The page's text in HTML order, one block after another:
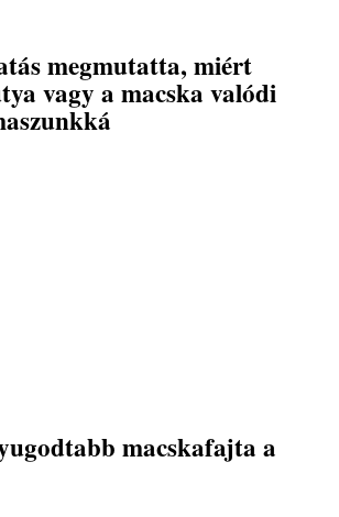
megmutatta, miért
vagy a macska valódi
macskafajta a